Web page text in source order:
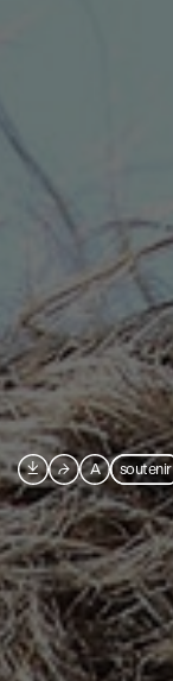
 ⮫ A soutenir